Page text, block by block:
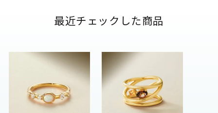
最近チェックした商品